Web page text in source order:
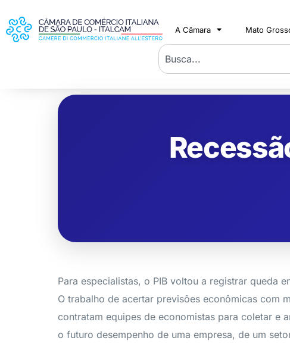
A Câmara Mato
Para especialistas, o PIB voltou a registrar queda
O trabalho de acertar previsões econômicas com
contratam equipes de economistas para coletar e
o futuro desempenho de uma empresa, de um